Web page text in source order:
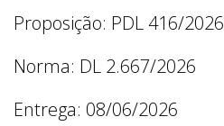
Proposição: PDL 416/2026
Norma: DL 2.667/2026
Entrega: 08/06/2026